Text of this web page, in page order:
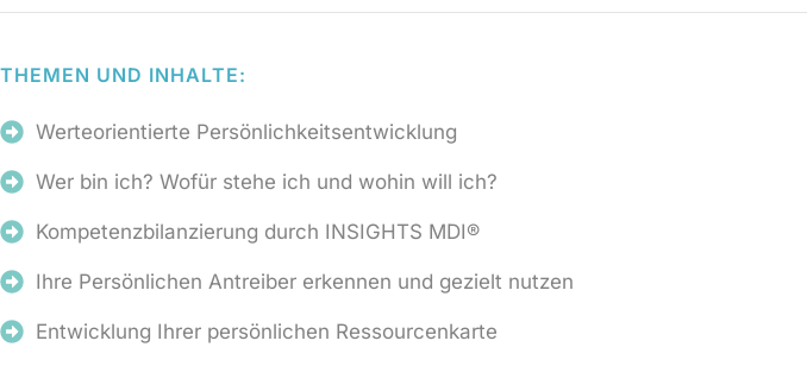
THEMEN UND INHALTE:
Werteorientierte Persönlichkeitsentwicklung
Wer bin ich? Wofür stehe ich und wohin will ich?
Kompetenzbilanzierung durch INSIGHTS MDI®
Ihre Persönlichen Antreiber erkennen und gezielt nutzen
Entwicklung Ihrer persönlichen Ressourcenkarte